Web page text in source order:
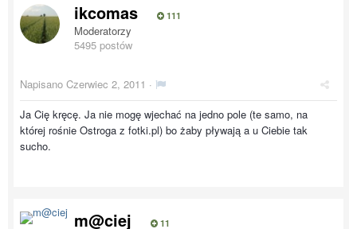
ikcomas 111
Moderatorzy
5495 postów
Napisano Czerwiec 2, 2011 ·
Ja Cię kręcę. Ja nie mogę wjechać na jedno pole (te samo, na
której rośnie Ostroga z fotki.pl) bo żaby pływają a u Ciebie tak
sucho.
m@ciej 11